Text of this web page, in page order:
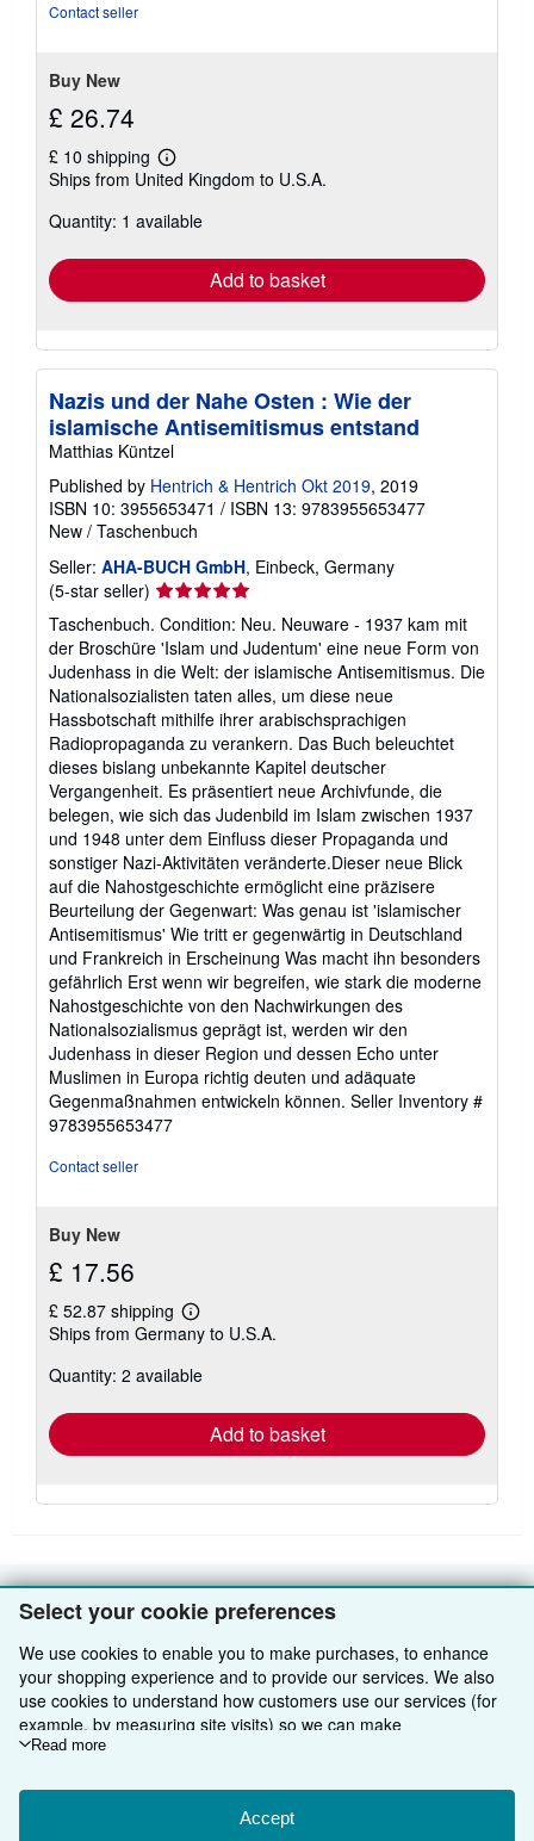
Select your cookie preferences
We use cookies to enable you to make purchases, to enhance
your shopping experience and to provide our services. We also
use cookies to understand how customers use our services (for
example, by measuring site visits) so we can make
improvements. If you agree, we'll also use third-party cookies to
Choose "Decline" to reject, or "Customise" to learn more. You can
change your choices at any time by visiting
Read more
Accept
Contact seller
Buy New
£ 26.74
£ 10 shipping
Learn
more
shipping
Ships from United Kingdom to U.S.A.
Quantity: 1 available
Add to basket
Nazis und der Nahe Osten : Wie der
islamische Antisemitismus entstand
Matthias Küntzel
Published by Hentrich & Hentrich Okt 2019, 2019
ISBN 10: 3955653471 / ISBN 13: 9783955653477
New / Taschenbuch
Seller: AHA-BUCH GmbH, Einbeck, Germany
(5-star seller) Seller
rating
5
out
of
5
stars
Taschenbuch. Condition: Neu. Neuware - 1937 kam mit
der Broschüre 'Islam und Judentum' eine neue Form von
Judenhass in die Welt: der islamische Antisemitismus. Die
Nationalsozialisten taten alles, um diese neue
Hassbotschaft mithilfe ihrer arabischsprachigen
Radiopropaganda zu verankern. Das Buch beleuchtet
dieses bislang unbekannte Kapitel deutscher
Vergangenheit. Es präsentiert neue Archivfunde, die
belegen, wie sich das Judenbild im Islam zwischen 1937
und 1948 unter dem Einfluss dieser Propaganda und
sonstiger Nazi-Aktivitäten veränderte.Dieser neue Blick
auf die Nahostgeschichte ermöglicht eine präzisere
Beurteilung der Gegenwart: Was genau ist 'islamischer
Antisemitismus' Wie tritt er gegenwärtig in Deutschland
und Frankreich in Erscheinung Was macht ihn besonders
gefährlich Erst wenn wir begreifen, wie stark die moderne
Nahostgeschichte von den Nachwirkungen des
Nationalsozialismus geprägt ist, werden wir den
Judenhass in dieser Region und dessen Echo unter
Muslimen in Europa richtig deuten und adäquate
Gegenmaßnahmen entwickeln können. Seller Inventory #
9783955653477
Contact seller
Buy New
£ 17.56
£ 52.87 shipping
Learn
more
shipping
Ships from Germany to U.S.A.
Quantity: 2 available
Add to basket
BACK TO TOP
Shop With Us
Advanced Search
Sell With Us